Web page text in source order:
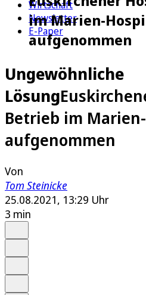
Wirtschaft
Newsletter
E-Paper
im Marien-
aufgenommen
Ungewöhnliche
Lösung
Betrieb im
aufgenommen
Von
Tom Steinicke
25.08.2021, 13:29 Uhr
3 min